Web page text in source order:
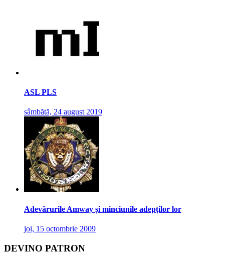
ASL PLS
sâmbătă, 24 august 2019
Adevărurile Amway și minciunile adepților lor
joi, 15 octombrie 2009
DEVINO PATRON